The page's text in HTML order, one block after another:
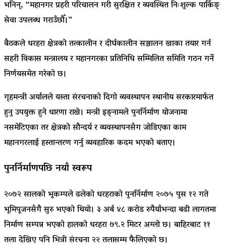
भनिन्, “महानगर प्रहरी परिचालन गरी सुरक्षित र व्यवस्थित निःशुल्क पार्किङ्
सेवा उपलब्ध गराउँछौँ।”
बैठकले धरहरा क्षेत्रको तत्कालीन र दीर्घकालीन सञ्चालन खाका तयार गर्न
सहरी विकास मन्त्रालय र महानगरका प्रतिनिधि सम्मिलित समिति गठन गर्ने
निर्णयसमेत गरेको छ।
गृहमन्त्री अर्यालले यस्ता संरचनाको दिगो व्यवस्थापन स्थानीय सरकारमार्फत
हुनु उपयुक्त हुने धारणा राखे। मन्त्री इङ्नामले पुनर्निर्माण योजनामा
नसमेटिएका तर क्षेत्रको सौन्दर्य र व्यवस्थापनसँग जोडिएका काम
महानगरलाई हस्तान्तरण गर्नु व्यवहारिक कदम भएको बताए।
पुनर्निर्माणपछि नयाँ स्वरूप
२०७२ सालको भूकम्पले ढलेको धरहराको पुनर्निर्माण २०७५ पुस १२ गते
भूमिपूजनसँगै सुरु भएको थियो। ३ अर्ब ४८ करोड रुपैयाँभन्दा बढी लागतमा
निर्माण सम्पन्न भएको हालको धरहरा ७९.२ मिटर अग्लो छ। बाहिरबाट ११
तला देखिए पनि भित्री संरचना २२ तलासम्म फैलिएको छ।